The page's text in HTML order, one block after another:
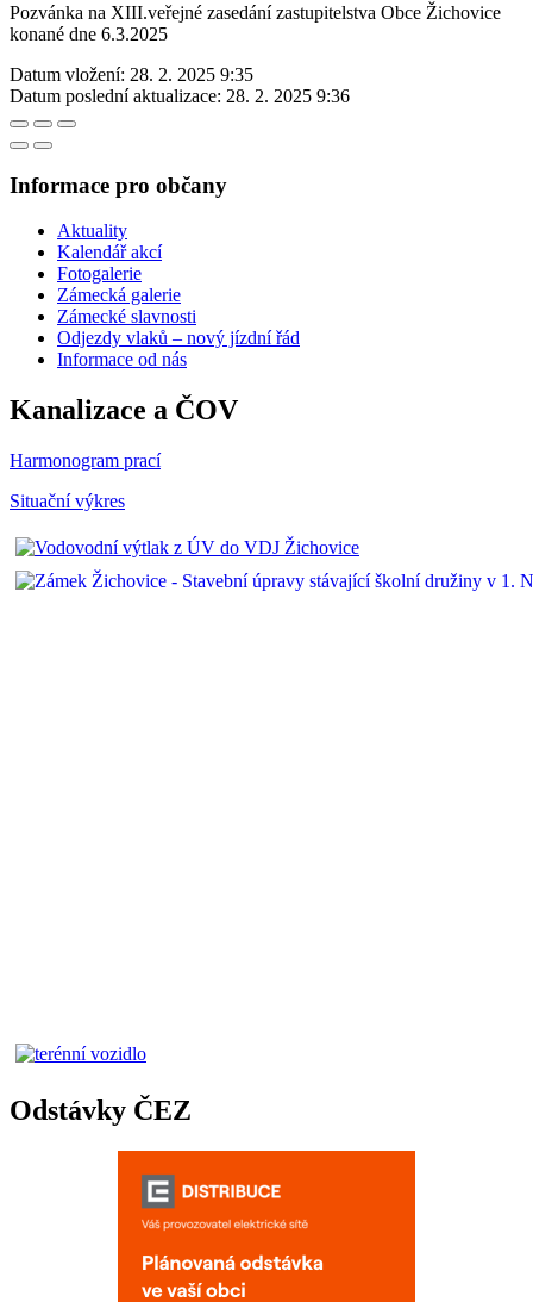
Pozvánka na XIII.veřejné zasedání zastupitelstva Obce Žichovice
konané dne 6.3.2025
Datum vložení: 28. 2. 2025 9:35
Datum poslední aktualizace: 28. 2. 2025 9:36
Informace pro občany
Aktuality
Kalendář akcí
Fotogalerie
Zámecká galerie
Zámecké slavnosti
Odjezdy vlaků – nový jízdní řád
Informace od nás
Kanalizace a ČOV
Harmonogram prací
Situační výkres
Odstávky ČEZ